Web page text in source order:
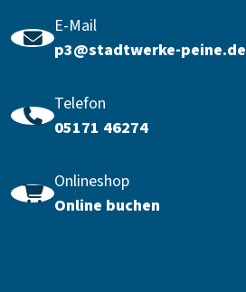
E-Mail
p3@stadtwerke-peine.de
Telefon
05171 46274
Onlineshop
Online buchen